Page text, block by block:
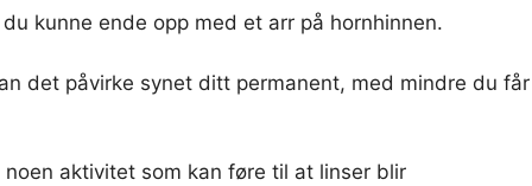
kunne ende opp med et arr på hornhinnen.
det påvirke synet ditt permanent, med mindre du får
aktivitet som kan føre til at linser blir